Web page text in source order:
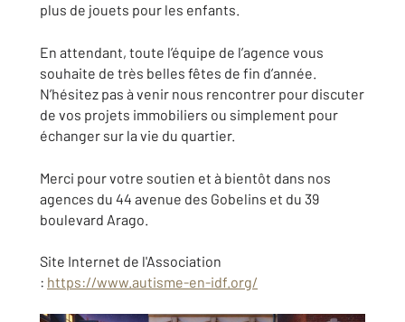
plus de jouets pour les enfants.
En attendant, toute l’équipe de l’agence vous
souhaite de très belles fêtes de fin d’année.
N’hésitez pas à venir nous rencontrer pour discuter
de vos projets immobiliers ou simplement pour
échanger sur la vie du quartier.
Merci pour votre soutien et à bientôt dans nos
agences du 44 avenue des Gobelins et du 39
boulevard Arago.
Site Internet de l'Association
: https://www.autisme-en-idf.org/